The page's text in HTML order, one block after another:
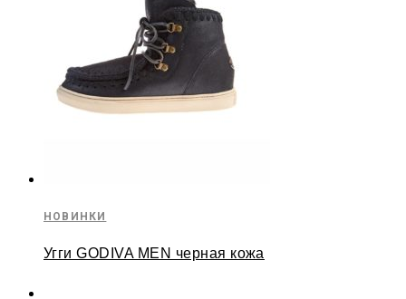
НОВИНКИ
Угги GODIVA MEN черная кожа